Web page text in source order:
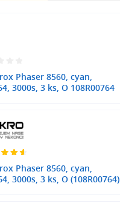
Phaser 8560, cyan,
3000s, 3 ks, O 108R00764
Phaser 8560, cyan,
3000s, 3 ks, O (108R00764)